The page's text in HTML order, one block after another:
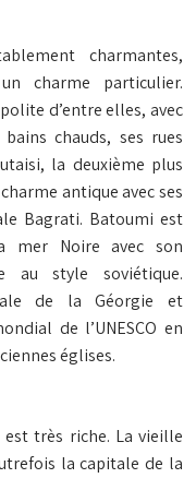
charmantes,
charme particulier.
d’entre elles, avec
chauds, ses rues
la deuxième plus
antique avec ses
Bagrati. Batoumi est
mer Noire avec son
au style soviétique.
de la Géorgie et
de l’UNESCO en
églises.
très riche. La vieille
la capitale de la